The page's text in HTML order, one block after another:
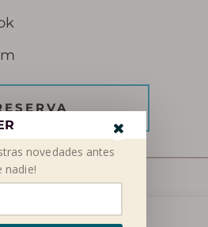
nuestro sitio web para
novedades antes
nadie!